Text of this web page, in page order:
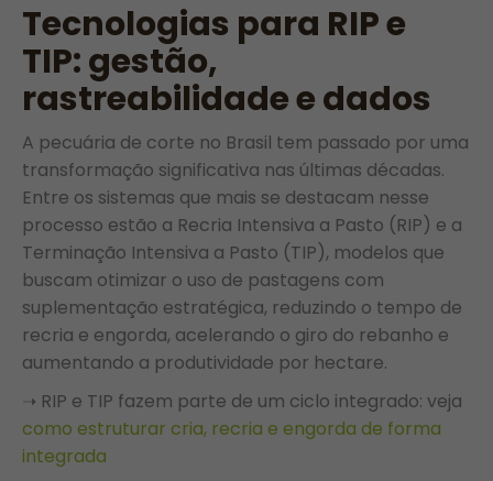
Tecnologias para RIP e
TIP: gestão,
rastreabilidade e dados
A pecuária de corte no Brasil tem passado por uma
transformação significativa nas últimas décadas.
Entre os sistemas que mais se destacam nesse
processo estão a Recria Intensiva a Pasto (RIP) e a
Terminação Intensiva a Pasto (TIP), modelos que
buscam otimizar o uso de pastagens com
suplementação estratégica, reduzindo o tempo de
recria e engorda, acelerando o giro do rebanho e
aumentando a produtividade por hectare.
➝ RIP e TIP fazem parte de um ciclo integrado: veja
como estruturar cria, recria e engorda de forma
integrada